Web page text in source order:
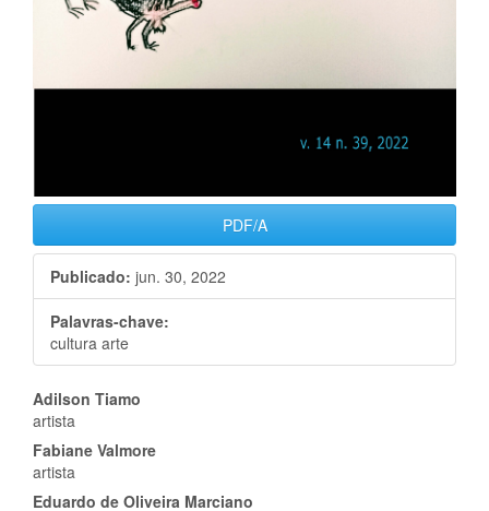
PDF/A
Publicado: jun. 30, 2022
Palavras-chave:
cultura arte
Conteúdo
do
artigo
Adilson Tiamo
artista
Fabiane Valmore
artista
Eduardo de Oliveira Marciano